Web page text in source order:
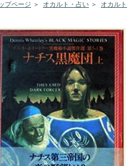
プページ ＞ オカルト・占い ＞ オカルト